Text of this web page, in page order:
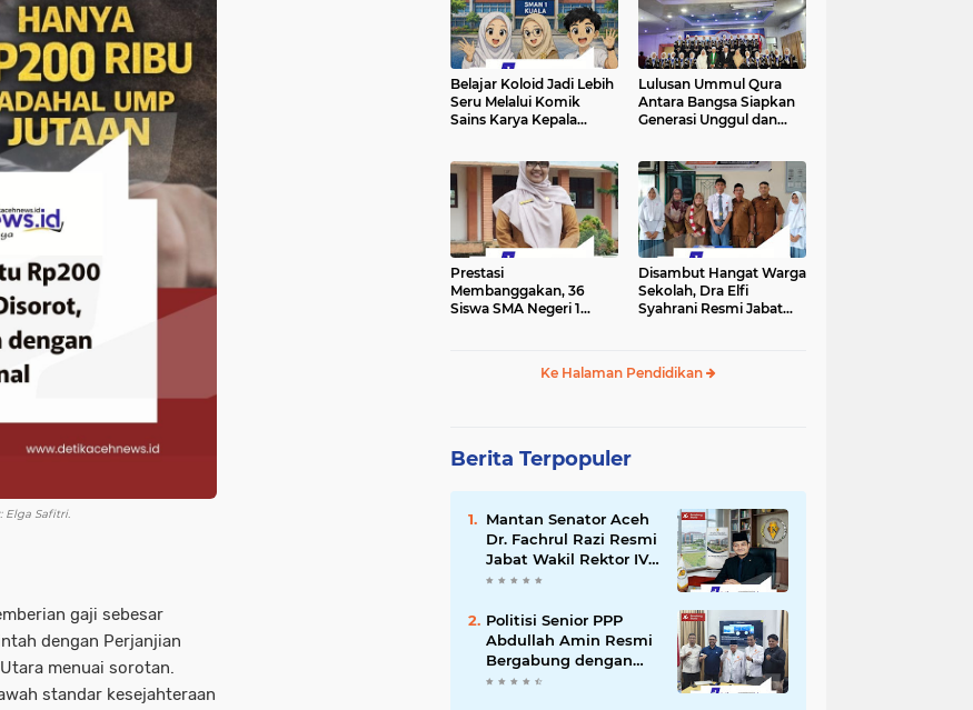
Elga Safitri.
gaji sebesar
dengan Perjanjian
menuai sorotan.
standar kesejahteraan
Belajar Koloid Jadi Lebih
Seru Melalui Komik
Sains Karya Kepala
Lulusan Ummul Qura
Antara Bangsa Siapkan
Generasi Unggul dan
Prestasi
Membanggakan, 36
Siswa SMA Negeri 1
Disambut Hangat Warga
Sekolah, Dra Elfi
Syahrani Resmi Jabat
Ke Halaman Pendidikan
Berita Terpopuler
Mantan Senator Aceh
Dr. Fachrul Razi Resmi
Jabat Wakil Rektor IV
Universitas Kartamulia
Politisi Senior PPP
Abdullah Amin Resmi
Bergabung dengan
PKS Bireuen